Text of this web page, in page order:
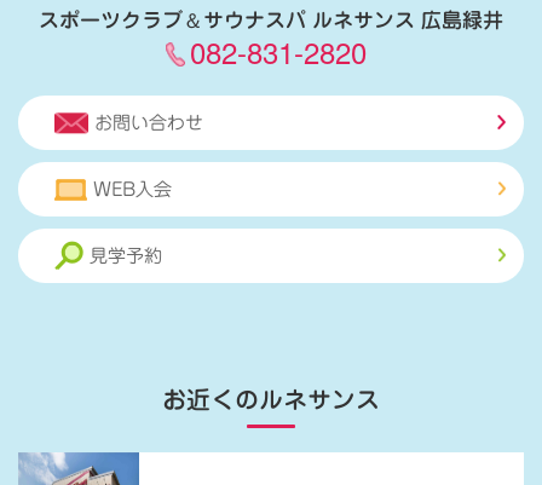
スポーツクラブ＆サウナスパ ルネサンス 広島緑井
082-831-2820
お問い合わせ
WEB入会
見学予約
お近くのルネサンス